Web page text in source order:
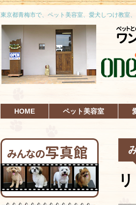
東京都青梅市で、ペット美容室、愛犬しつけ教室
HOME ペット美容室